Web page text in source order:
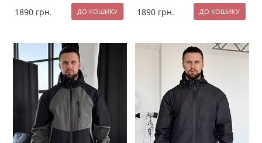
1890 грн.
1890 грн.